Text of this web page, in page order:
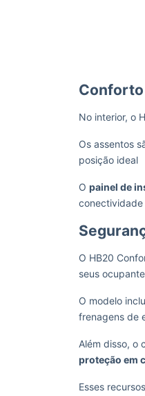
No interior, o
Os assentos
posição ideal
O painel de
conectividade
O HB20
seus
O modelo
frenagens de
Além disso, o
proteção em
Esses